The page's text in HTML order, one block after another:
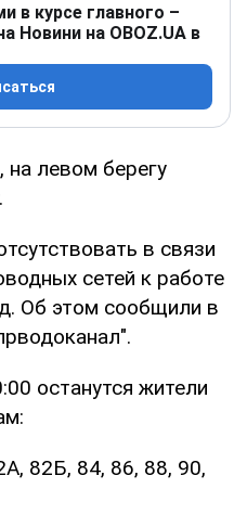
в курсе главного –
Новини на OBOZ.UA в
на левом берегу
в связи
сетей к работе
Об этом сообщили в
останутся жители
82Б, 84, 86, 88, 90,